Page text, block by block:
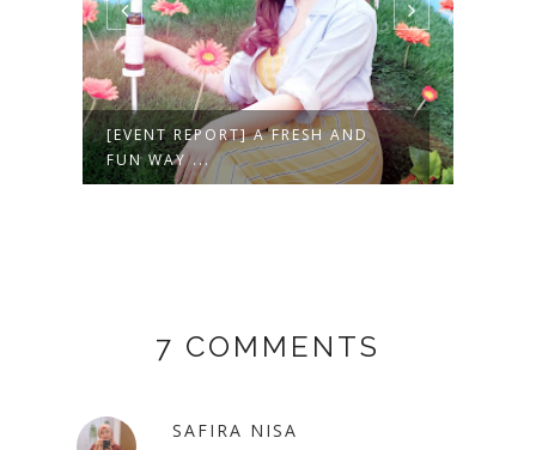
[EVENT REPORT] A FRESH AND
FUN WAY ...
7 COMMENTS
SAFIRA NISA